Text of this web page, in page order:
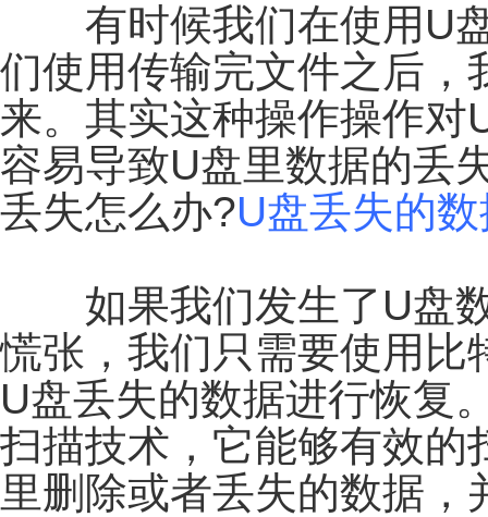
有时候我们在使用U盘
们使用传输完文件之后，
来。其实这种操作操作对
容易导致U盘里数据的丢
丢失怎么办?U盘丢失的
如果我们发生了U盘数
慌张，我们只需要使用比
U盘丢失的数据进行恢复
扫描技术，它能够有效的
里删除或者丢失的数据